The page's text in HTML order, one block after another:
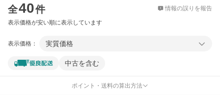
全40件 情報の誤りを報告
表示価格が安い順に表示しています
表示価格： 実質価格
中古を含む
ポイント・送料の算出方法